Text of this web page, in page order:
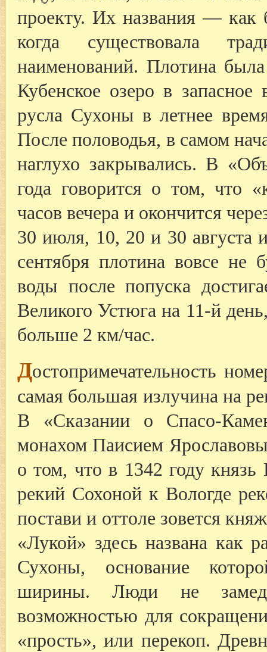
проекту. Их названия — как
когда существовала
наименований. Плотина
Кубенское озеро в
русла Сухоны в летнее
После половодья, в самом
наглухо закрывались. В
года говорится о том, что
часов вечера и окончится
30 июля, 10, 20 и 30 августа
сентября плотина вовсе не
воды после попуска
Великого Устюга на 11-й
больше 2 км/час.
Достопримечательность
самая большая излучина на
В «Сказании о Спасо-
монахом Паисием
о том, что в 1342 году князь
рекий Сохоной к Вологде
постави и оттоле зовется
«Лукой» здесь названа как
Сухоны, основание
ширины. Люди не
возможностью для
«прость», или перекоп.